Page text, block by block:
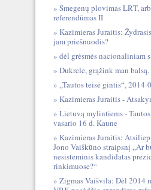
Smegenų plovimas LRT,
referendūmas II
Kazimieras Juraitis:
jam priešnuodis?
dėl grėsmės nacionaliniam
Dukrele, grąžink man balsą.
„Tautos teisė gintis“,
Kazimieras Juraitis -
Lietuvą mylintiems -
vasario 16 d. Kaune
Kazimieras Juraitis:
Jono Vaiškūno straipsnį „Ar
nesisteminis kandidatas
rinkimuose?“
Zigmas Vaišvila: Dėl 2014